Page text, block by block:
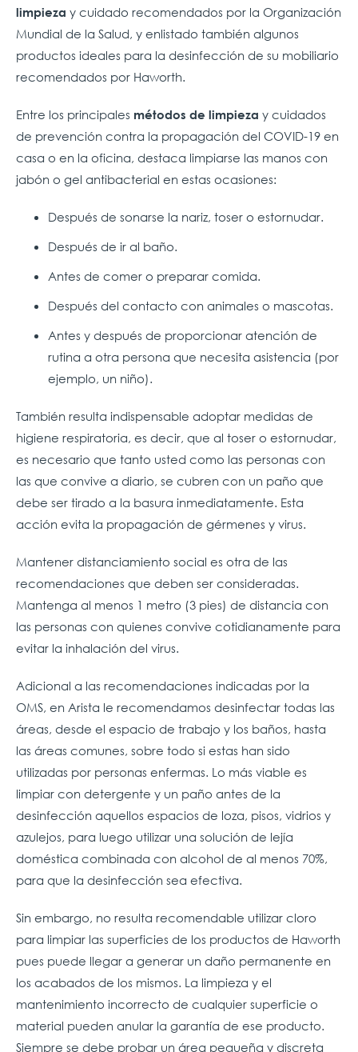
limpieza y cuidado recomendados por la Organización
Mundial de la Salud, y enlistado también algunos
productos ideales para la desinfección de su mobiliario
recomendados por Haworth.
Entre los principales métodos de limpieza y cuidados
de prevención contra la propagación del COVID-19 en
casa o en la oficina, destaca limpiarse las manos con
jabón o gel antibacterial en estas ocasiones:
Después de sonarse la nariz, toser o estornudar.
Después de ir al baño.
Antes de comer o preparar comida.
Después del contacto con animales o mascotas.
Antes y después de proporcionar atención de
rutina a otra persona que necesita asistencia (por
ejemplo, un niño).
También resulta indispensable adoptar medidas de
higiene respiratoria, es decir, que al toser o estornudar,
es necesario que tanto usted como las personas con
las que convive a diario, se cubren con un paño que
debe ser tirado a la basura inmediatamente. Esta
acción evita la propagación de gérmenes y virus.
Mantener distanciamiento social es otra de las
recomendaciones que deben ser consideradas.
Mantenga al menos 1 metro (3 pies) de distancia con
las personas con quienes convive cotidianamente para
evitar la inhalación del virus.
Adicional a las recomendaciones indicadas por la
OMS, en Arista le recomendamos desinfectar todas las
áreas, desde el espacio de trabajo y los baños, hasta
las áreas comunes, sobre todo si estas han sido
utilizadas por personas enfermas. Lo más viable es
limpiar con detergente y un paño antes de la
desinfección aquellos espacios de loza, pisos, vidrios y
azulejos, para luego utilizar una solución de lejía
doméstica combinada con alcohol de al menos 70%,
para que la desinfección sea efectiva.
Sin embargo, no resulta recomendable utilizar cloro
para limpiar las superficies de los productos de Haworth
pues puede llegar a generar un daño permanente en
los acabados de los mismos. La limpieza y el
mantenimiento incorrecto de cualquier superficie o
material pueden anular la garantía de ese producto.
Siempre se debe probar un área pequeña y discreta